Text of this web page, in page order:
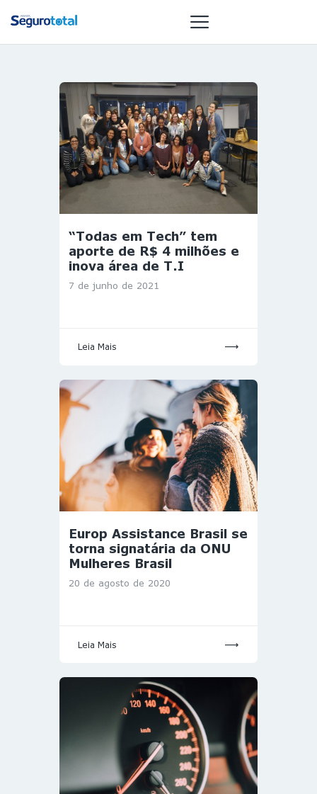
NOTÍCIAS
REVISTA
ESPECIAIS
GAIVOTA DE
OURO
GESTORAS
HOMEST
HOME
“Todas em Tech” tem
aporte de R$ 4 milhões e
inova área de T.I
7 de junho de 2021
Leia Mais
Europ Assistance Brasil se
torna signatária da ONU
Mulheres Brasil
20 de agosto de 2020
Leia Mais